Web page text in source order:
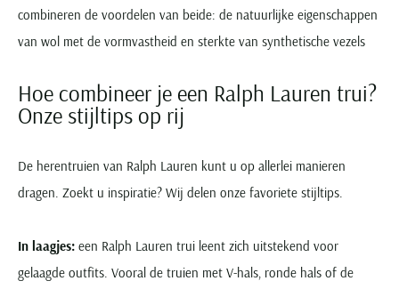
combineren de voordelen van beide: de natuurlijke eigenschappen
van wol met de vormvastheid en sterkte van synthetische vezels
Hoe combineer je een Ralph Lauren trui?
Onze stijltips op rij
De herentruien van Ralph Lauren kunt u op allerlei manieren
dragen. Zoekt u inspiratie? Wij delen onze favoriete stijltips.
In laagjes: een Ralph Lauren trui leent zich uitstekend voor
gelaagde outfits. Vooral de truien met V-hals, ronde hals of de